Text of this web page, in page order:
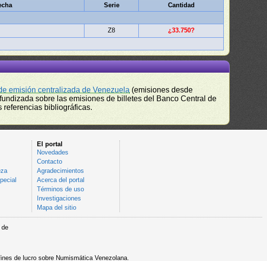
Serie
Cantidad
Z8
¿33.750?
emisión centralizada de Venezuela (emisiones desde
sobre las emisiones de billetes del Banco Central de
referencias bibliográficas.
El portal
Novedades
Contacto
Agradecimientos
Acerca del portal
Términos de uso
Investigaciones
Mapa del sitio
de lucro sobre Numismática Venezolana.